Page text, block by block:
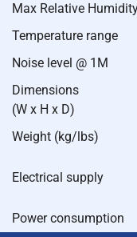
Max Relative
Temperature range
Noise level @ 1M
Dimensions
(W x H x D)
Weight (kg/lbs)
Electrical supply
Power consumption